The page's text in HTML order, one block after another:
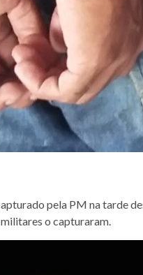
pela PM na tarde
o capturaram.